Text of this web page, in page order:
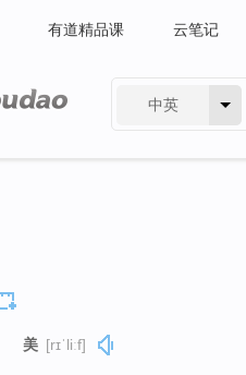
有道精品课 云笔记
中英
美 [rɪˈliːf]